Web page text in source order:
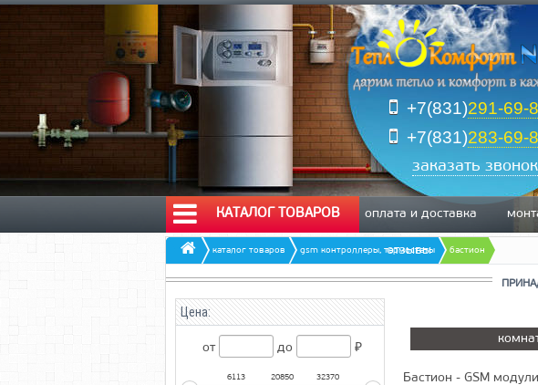
+7(831)291-69-
+7(831)283-69-
заказать звонок
КАТАЛОГ ТОВАРОВ оплата и доставка
отзывы
каталог товаров gsm контроллеры, термостаты бастион
Бастион - GSM
Цена:
от до ₽
6113 20850 32370